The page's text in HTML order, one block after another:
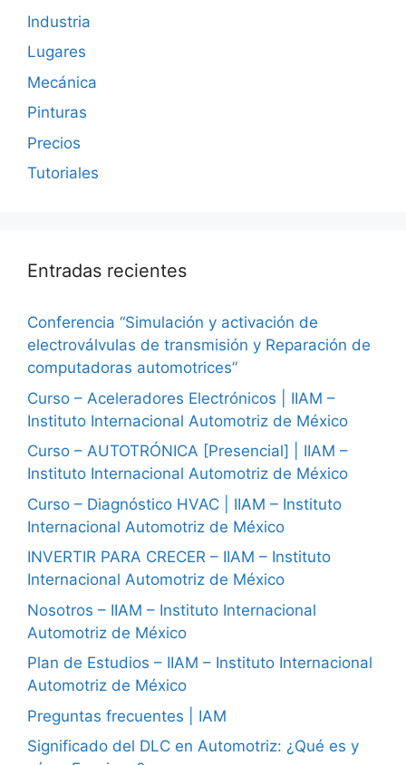
Industria
Lugares
Mecánica
Pinturas
Precios
Tutoriales
Entradas recientes
Conferencia “Simulación y activación de
electroválvulas de transmisión y Reparación de
computadoras automotrices”
Curso – Aceleradores Electrónicos | IIAM –
Instituto Internacional Automotriz de México
Curso – AUTOTRÓNICA [Presencial] | IIAM –
Instituto Internacional Automotriz de México
Curso – Diagnóstico HVAC | IIAM – Instituto
Internacional Automotriz de México
INVERTIR PARA CRECER – IIAM – Instituto
Internacional Automotriz de México
Nosotros – IIAM – Instituto Internacional
Automotriz de México
Plan de Estudios – IIAM – Instituto Internacional
Automotriz de México
Preguntas frecuentes | IAM
Significado del DLC en Automotriz: ¿Qué es y